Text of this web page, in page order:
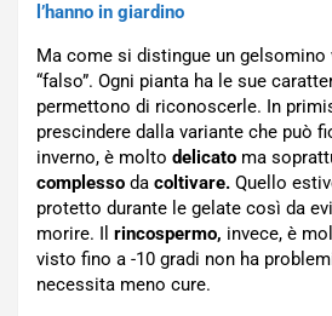
l’hanno in giardino
Ma come si distingue un gelsomino
“falso”. Ogni pianta ha le sue
permettono di riconoscerle. In
prescindere dalla variante che può
inverno, è molto delicato ma
complesso da coltivare. Quello
protetto durante le gelate così da
morire. Il rincospermo, invece, è
visto fino a -10 gradi non ha
necessita meno cure.